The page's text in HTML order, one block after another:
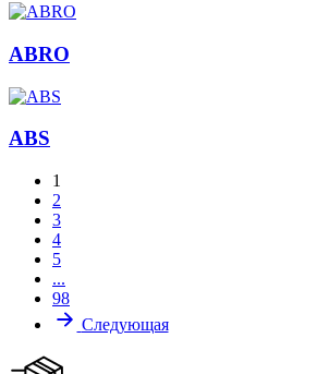
ABRO
ABS
1
2
3
4
5
...
98
Следующая